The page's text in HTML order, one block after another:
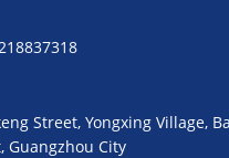
Street, Yongxing Village,
Guangzhou City